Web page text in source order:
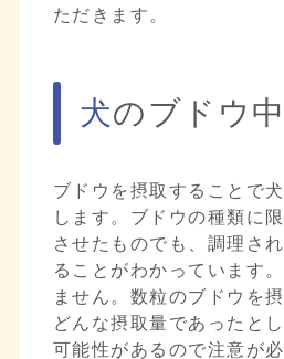
ただきます。
犬のブドウ
ブドウを摂取することで
します。ブドウの種類に
させたものでも、調理さ
ることがわかっています
ません。数粒のブドウを
どんな摂取量であったと
可能性があるので注意が必